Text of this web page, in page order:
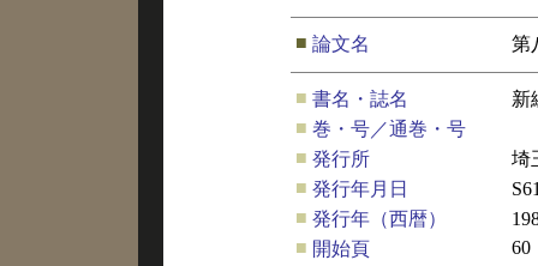
■ 論文名 第
■ 書名・誌名
新
■ 巻・号／通巻・号
■ 発行所
埼
■ 発行年月日
■ 発行年（西暦）
■ 開始頁
60